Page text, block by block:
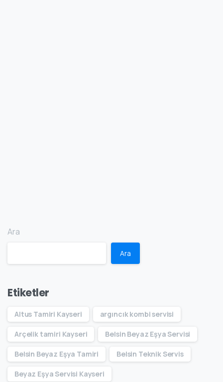
Ara
Ara
Etiketler
Altus Tamiri Kayseri argıncık kombi servisi
Arçelik tamiri Kayseri Belsin Beyaz Eşya Servisi
Belsin Beyaz Eşya Tamiri Belsin Teknik Servis
Beyaz Eşya Servisi Kayseri